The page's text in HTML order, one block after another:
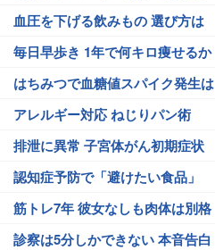
血圧を下げる飲みもの 選び方は
毎日早歩き 1年で何キロ痩せるか
はちみつで血糖値スパイク発生は
アレルギー対応 ねじりパン術
排泄に異常 子宮体がん初期症状
認知症予防で「避けたい食品」
筋トレ7年 彼女なしも肉体は別格
診察は5分しかできない 本音告白